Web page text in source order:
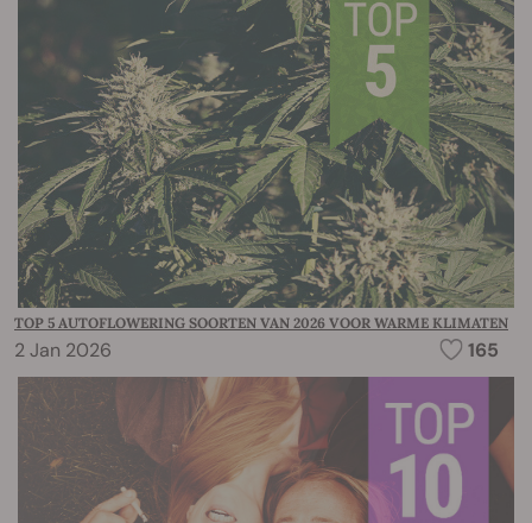
TOP 5 AUTOFLOWERING SOORTEN VAN 2026 VOOR WARME KLIMATEN
2 Jan 2026 165